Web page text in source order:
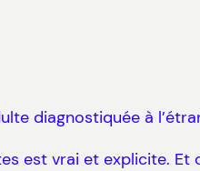
diagnostiquée à
est vrai et explicite. Et